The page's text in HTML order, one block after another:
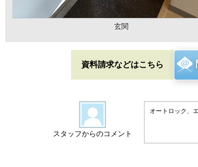
玄関
資料請求などはこちら
スタッフからのコメント
オートロック、